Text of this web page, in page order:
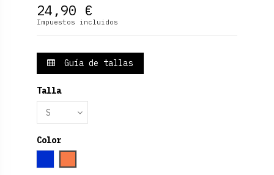
24,90 €
Impuestos incluidos
Guía de tallas
Talla
Color